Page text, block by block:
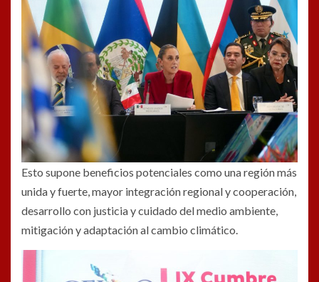
Esto supone beneficios potenciales como una región más
unida y fuerte, mayor integración regional y cooperación,
desarrollo con justicia y cuidado del medio ambiente,
mitigación y adaptación al cambio climático.